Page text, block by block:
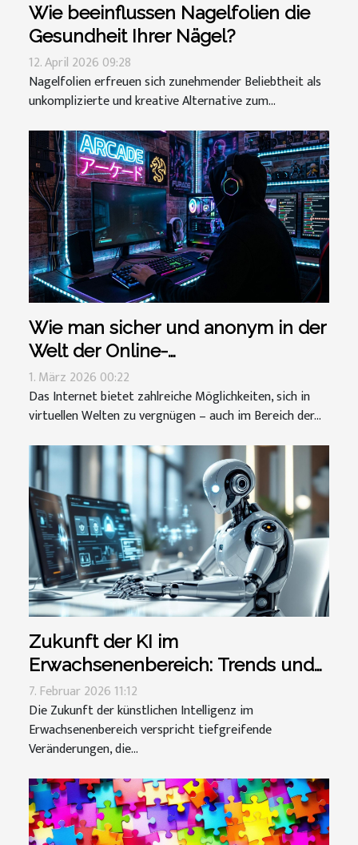
Wie beeinflussen Nagelfolien die
Gesundheit Ihrer Nägel?
12. April 2026 09:28
Nagelfolien erfreuen sich zunehmender Beliebtheit als
unkomplizierte und kreative Alternative zum...
Wie man sicher und anonym in der
Welt der Online-
Erwachsenenspiele bleibt
1. März 2026 00:22
Das Internet bietet zahlreiche Möglichkeiten, sich in
virtuellen Welten zu vergnügen – auch im Bereich der...
Zukunft der KI im
Erwachsenenbereich: Trends und
Vorhersagen
7. Februar 2026 11:12
Die Zukunft der künstlichen Intelligenz im
Erwachsenenbereich verspricht tiefgreifende
Veränderungen, die...